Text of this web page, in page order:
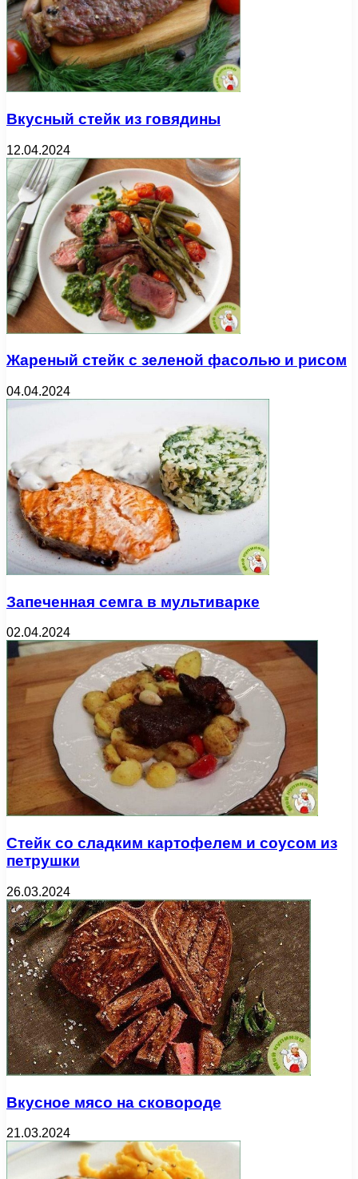
Вкусный стейк из говядины
12.04.2024
Жареный стейк с зеленой фасолью и рисом
04.04.2024
Запеченная семга в мультиварке
02.04.2024
Стейк со сладким картофелем и соусом из
петрушки
26.03.2024
Вкусное мясо на сковороде
21.03.2024